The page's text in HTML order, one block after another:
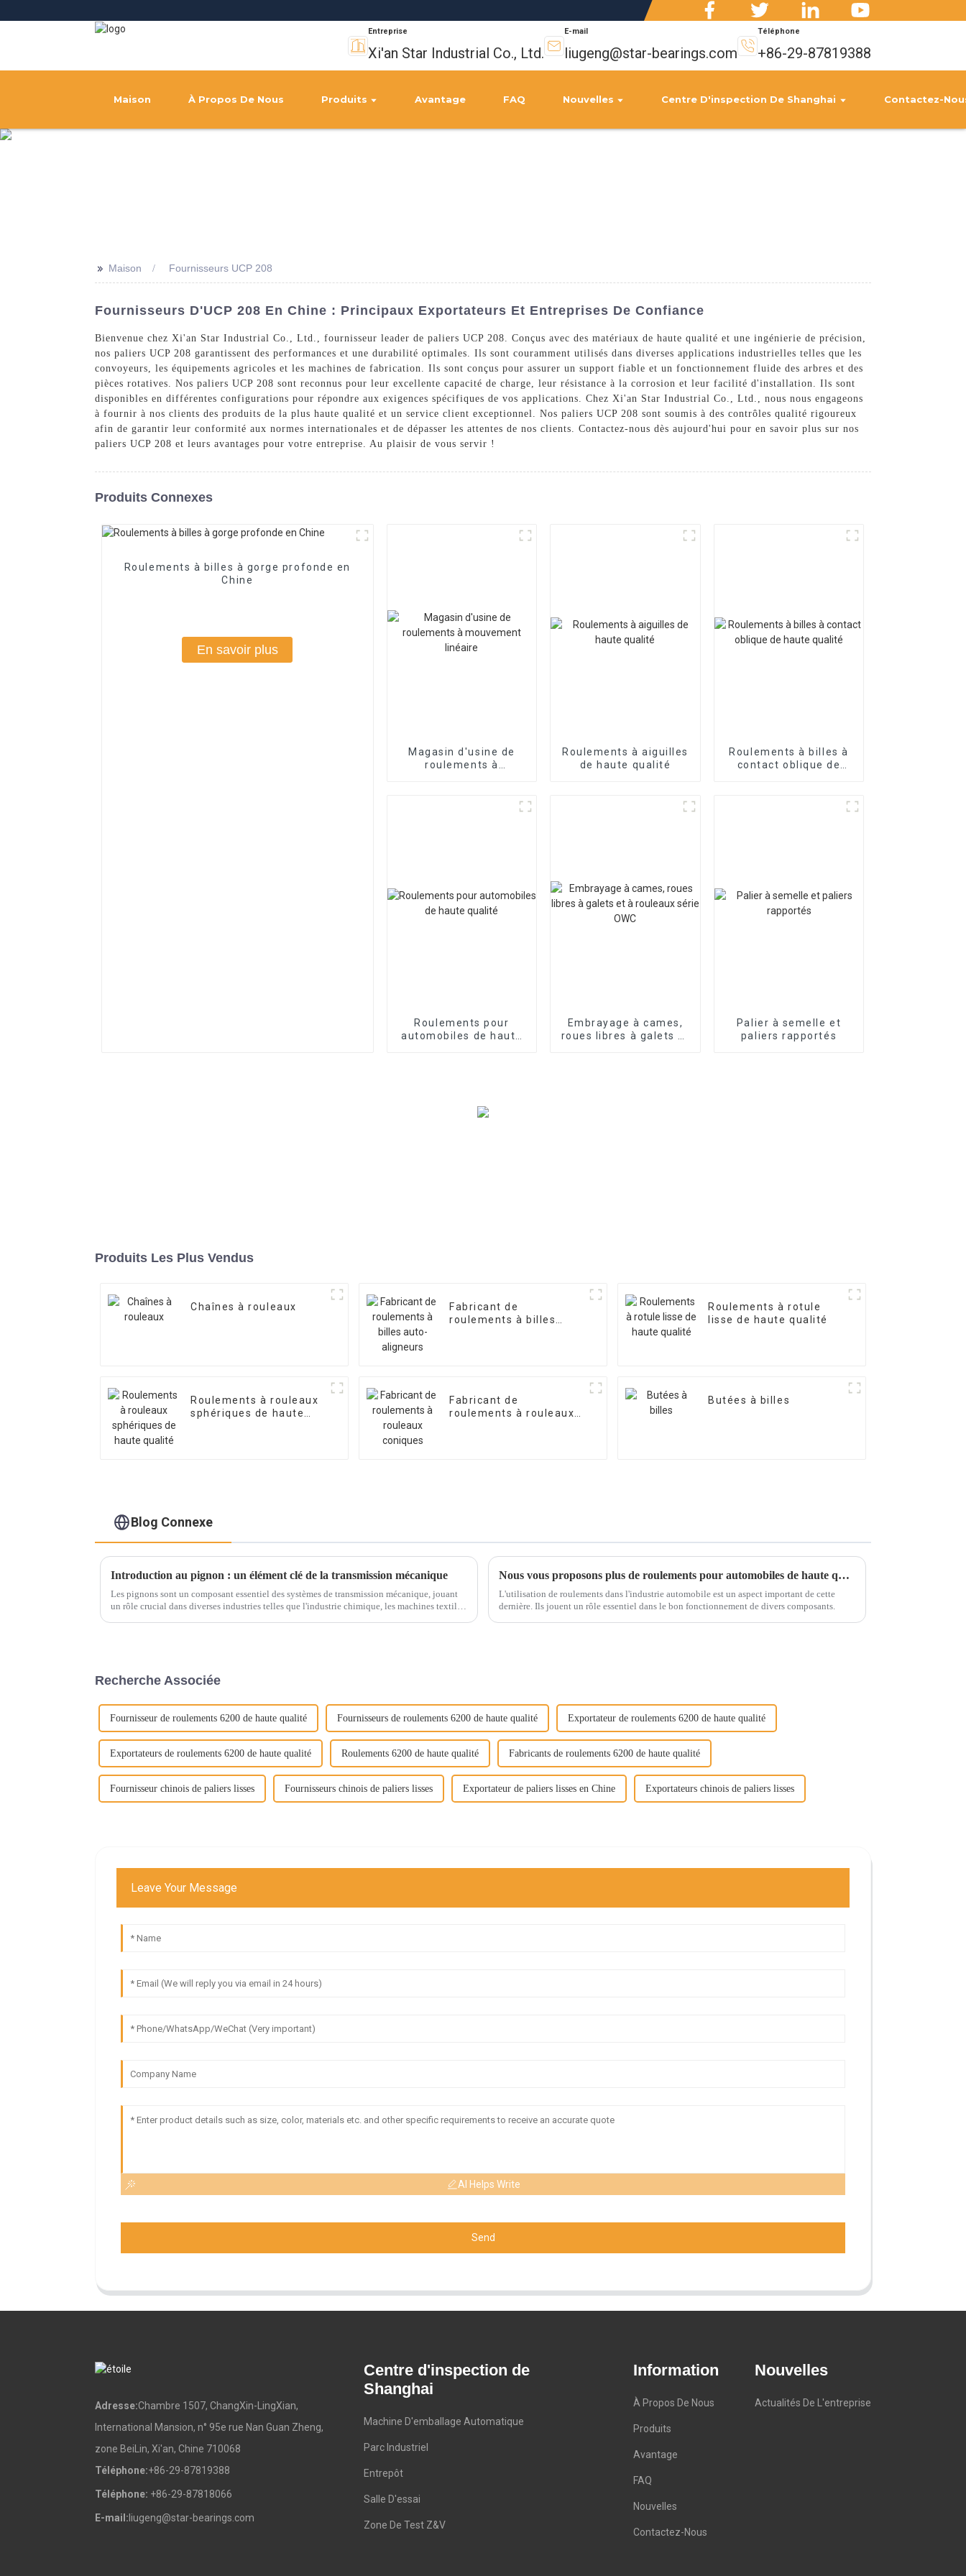
Entreprise
Xi'an Star Industrial Co., Ltd.
E-mail
liugeng@star-bearings.com
Téléphone
+86-29-87819388
Maison À Propos De Nous Produits Avantage FAQ Nouvelles Centre D'inspection De Shanghai Contactez-
>> Maison Fournisseurs UCP 208
Fournisseurs D'UCP 208 En Chine : Principaux Exportateurs Et Entreprises De Confiance
Bienvenue chez Xi'an Star Industrial Co., Ltd., fournisseur leader de paliers UCP 208. Conçus avec des matériaux de haute qualité et une ingénierie de précision,
nos paliers UCP 208 garantissent des performances et une durabilité optimales. Ils sont couramment utilisés dans diverses applications industrielles telles que les
convoyeurs, les équipements agricoles et les machines de fabrication. Ils sont conçus pour assurer un support fiable et un fonctionnement fluide des arbres et des
pièces rotatives. Nos paliers UCP 208 sont reconnus pour leur excellente capacité de charge, leur résistance à la corrosion et leur facilité d'installation. Ils sont
disponibles en différentes configurations pour répondre aux exigences spécifiques de vos applications. Chez Xi'an Star Industrial Co., Ltd., nous nous engageons
à fournir à nos clients des produits de la plus haute qualité et un service client exceptionnel. Nos paliers UCP 208 sont soumis à des contrôles qualité rigoureux
afin de garantir leur conformité aux normes internationales et de dépasser les attentes de nos clients. Contactez-nous dès aujourd'hui pour en savoir plus sur nos
paliers UCP 208 et leurs avantages pour votre entreprise. Au plaisir de vous servir !
Produits Connexes
Roulements à billes à gorge profonde en
Chine
En savoir plus
Magasin d'usine de
roulements à
Roulements à aiguilles
de haute qualité
Roulements à billes à
contact oblique de
Roulements pour
automobiles de haute
Embrayage à cames,
roues libres à galets et
Palier à semelle et
paliers rapportés
Produits Les Plus Vendus
Chaînes à rouleaux
Fabricant de
roulements à billes
Roulements à rotule
lisse de haute qualité
Roulements à rouleaux
sphériques de haute
Fabricant de
roulements à rouleaux
Butées à billes
Blog Connexe
Introduction au pignon : un élément clé de la transmission mécanique
Les pignons sont un composant essentiel des systèmes de transmission mécanique, jouant
un rôle crucial dans diverses industries telles que l'industrie chimique, les machines textiles,
Nous vous proposons plus de roulements pour automobiles de haute qualité
L'utilisation de roulements dans l'industrie automobile est un aspect important de cette
dernière. Ils jouent un rôle essentiel dans le bon fonctionnement de divers composants.
Recherche Associée
Fournisseur de roulements 6200 de haute qualité Fournisseurs de roulements 6200 de haute qualité Exportateur de roulements 6200 de haute qualité
Exportateurs de roulements 6200 de haute qualité Roulements 6200 de haute qualité Fabricants de roulements 6200 de haute qualité
Fournisseur chinois de paliers lisses Fournisseurs chinois de paliers lisses Exportateur de paliers lisses en Chine Exportateurs chinois de paliers lisses
Leave Your Message
AI Helps Write
Send
Adresse:Chambre 1507, ChangXin-LingXian,
International Mansion, n° 95e rue Nan Guan Zheng,
zone BeiLin, Xi'an, Chine 710068
Téléphone:+86-29-87819388
Téléphone: +86-29-87818066
E-mail: liugeng@star-bearings.com
Centre d'inspection de
Shanghai
Machine D'emballage Automatique
Parc Industriel
Entrepôt
Salle D'essai
Zone De Test Z&V
Information
À Propos De Nous
Produits
Avantage
FAQ
Nouvelles
Contactez-Nous
Nouvelles
Actualités De L'entreprise